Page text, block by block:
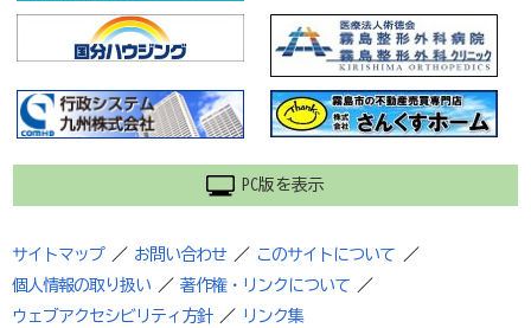
PC版を表示
サイトマップ ／ お問い合わせ ／ このサイトについて
／
個人情報の取り扱い ／ 著作権・リンクについて ／
ウェブアクセシビリティ方針 ／ リンク集